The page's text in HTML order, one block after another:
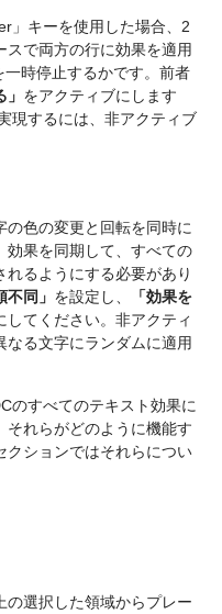
」キーを使用した場合、2
で両方の行に効果を適用
時停止するかです。前者
をアクティブにします
現するには、非アクティブ
色の変更と回転を同時に
効果を同期して、すべての
るようにする必要があり
不同」 を設定し、
「効果を
てください。非アクティ
る文字にランダムに適用
のすべてのテキスト効果に
それらがどのように機能す
クションではそれらについ
の選択した領域からプレー